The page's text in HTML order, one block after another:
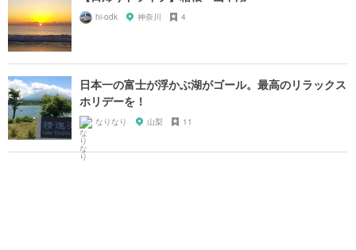
hi-odk 神奈川 4
日本一の富士が浮かぶ湖がゴール。最高のリラックス
ホリデーを！
なりなり 山梨 11